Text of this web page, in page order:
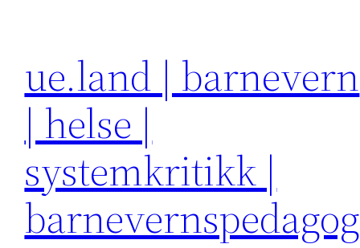
ue.land | barnevern
| helse |
systemkritikk |
barnevernspedagog